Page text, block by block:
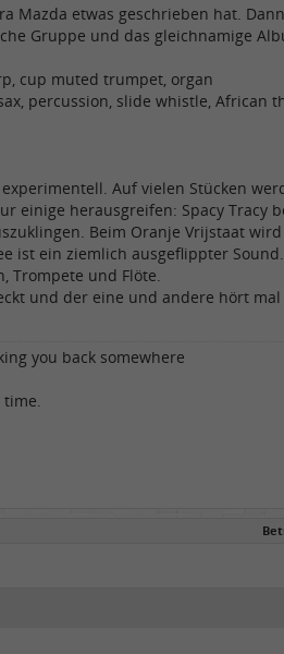
Mazda etwas geschrieben hat.
Gruppe und das gleichnamige
cup muted trumpet, organ
percussion, slide whistle, African
Auf vielen Stücken
einige herausgreifen: Spacy Tracy
Beim Oranje Vrijstaat
ist ein ziemlich ausgeflippter
Trompete und Flöte.
und der eine und andere hört
you back somewhere
time.